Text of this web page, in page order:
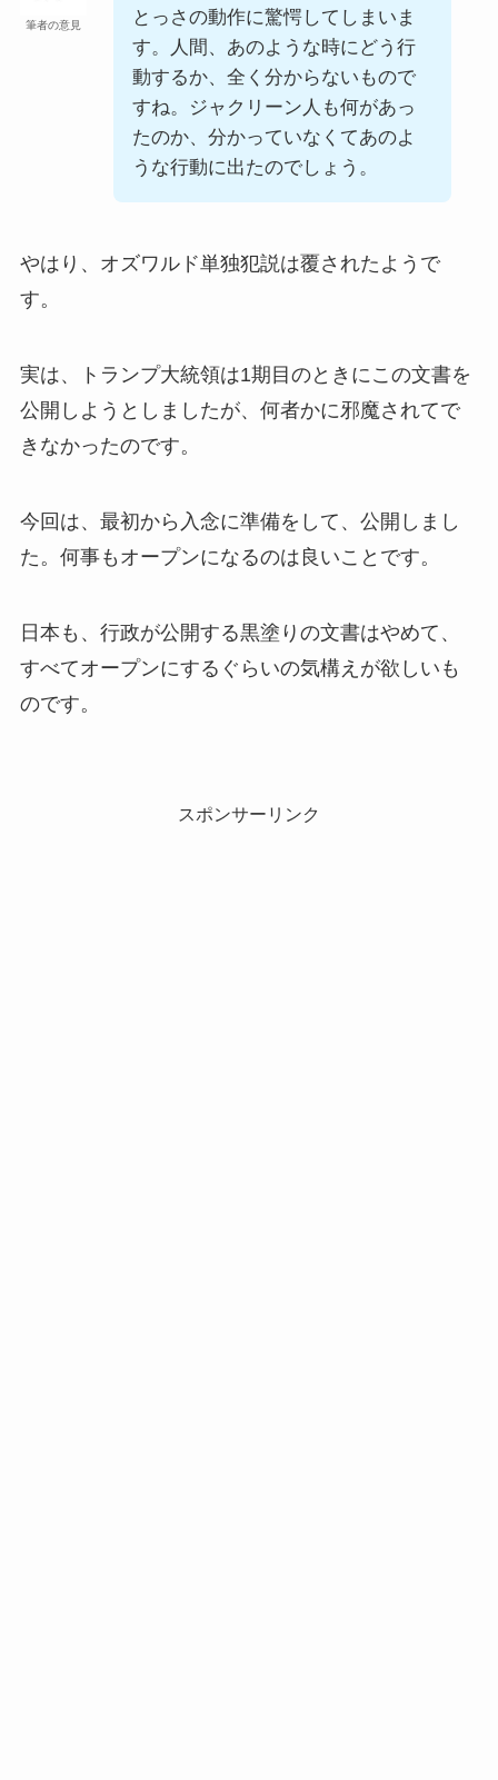
筆者の意見
とっさの動作に驚愕してしまいま
す。人間、あのような時にどう行
動するか、全く分からないもので
すね。ジャクリーン人も何があっ
たのか、分かっていなくてあのよ
うな行動に出たのでしょう。
やはり、オズワルド単独犯説は覆されたようで
す。
実は、トランプ大統領は1期目のときにこの文書を
公開しようとしましたが、何者かに邪魔されてで
きなかったのです。
今回は、最初から入念に準備をして、公開しまし
た。何事もオープンになるのは良いことです。
日本も、行政が公開する黒塗りの文書はやめて、
すべてオープンにするぐらいの気構えが欲しいも
のです。
スポンサーリンク